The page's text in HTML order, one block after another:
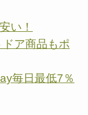
い！
ア商品もポ
毎日最低7％